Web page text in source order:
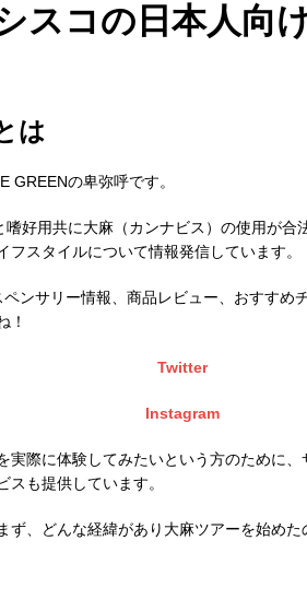
スコの日本人向
は
GREENの卑弥呼です。
嗜好用共に大麻（カンナビス）の使用が合
フスタイルについて情報発信しています。
ンサリー情報、商品レビュー、おすすめ
！
Twitter
Instagram
実際に体験してみたいという方のために
スも提供しています。
ず、どんな経緯があり大麻ツアーを始めた